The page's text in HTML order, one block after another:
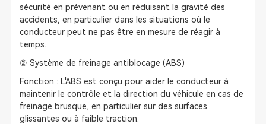
sécurité en prévenant ou en réduisant la gravité des
accidents, en particulier dans les situations où le
conducteur peut ne pas être en mesure de réagir à
temps.
② Système de freinage antiblocage (ABS)
Fonction : L'ABS est conçu pour aider le conducteur à
maintenir le contrôle et la direction du véhicule en cas de
freinage brusque, en particulier sur des surfaces
glissantes ou à faible traction.